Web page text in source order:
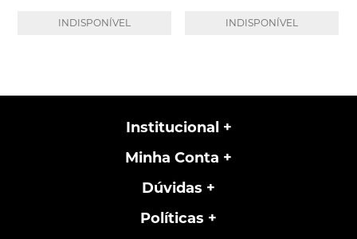
INDISPONÍVEL INDISPONÍVEL
Institucional
Minha Conta
Dúvidas
Políticas